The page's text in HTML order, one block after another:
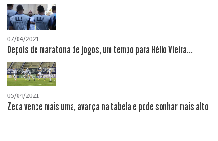
07/04/2021
Depois de maratona de jogos, um tempo para Hélio Vieira...
05/04/2021
Zeca vence mais uma, avança na tabela e pode sonhar mais alto